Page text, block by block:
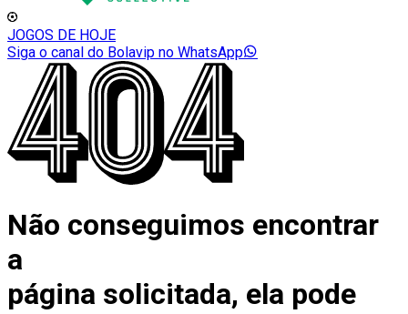
JOGOS DE HOJE
Siga o canal do Bolavip no WhatsApp
Não conseguimos encontrar
a
página solicitada, ela pode